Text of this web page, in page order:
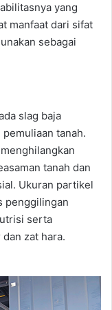
yang
manfaat dari sifat
sebagai
slag baja
tanah.
tanah dan
Ukuran partikel
penggilingan
serta
zat hara.